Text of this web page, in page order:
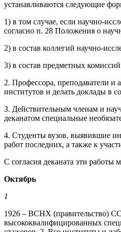
устанавливаются следующие
1) в том случае, если научно-
согласно п. 28 Положения о
2) в состав коллегий научно-
3) в состав предметных
2. Профессора, преподаватели и
институтов и делать доклады в
3. Действительным членам и
деканатом специальные
4. Студенты вузов, выявившие
работ последних, а также к
С согласия деканата эти работы
Октябрь
1
1926 – ВСНХ (правительство)
высококвалифицированных